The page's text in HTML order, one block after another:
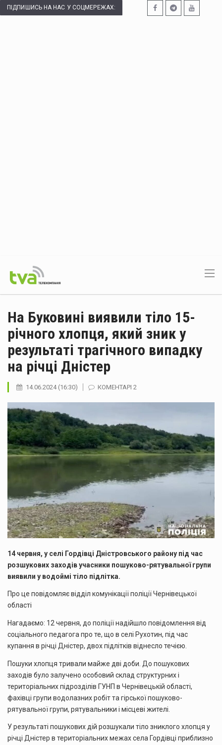
ПІДПИШИСЬ НА НАС У СОЦМЕРЕЖАХ:
На Буковині виявили тіло 15-
річного хлопця, який зник у
результаті трагічного випадку
на річці Дністер
14.06.2024 (16:30) КОМЕНТАРІ 2
14 червня, у селі Гордівці Дністровського району під час
розшукових заходів учасники пошуково-рятувальної групи
виявили у водоймі тіло підлітка.
Про це повідомляє відділ комунікації поліції Чернівецької
області
Нагадаємо: 12 червня, до поліції надійшло повідомлення від
соціального педагога про те, що в селі Рухотин, під час
купання в річці Дністер, двох підлітків віднесло течією.
Пошуки хлопця тривали майже дві доби. До пошукових
заходів було залучено особовий склад структурних і
територіальних підрозділів ГУНП в Чернівецькій області,
фахівці групи водолазних робіт та гірської пошуково-
рятувальної групи, рятувальники і місцеві жителі.
У результаті пошукових дій розшукали тіло зниклого хлопця у
річці Дністер в територіальних межах села Гордівці приблизно